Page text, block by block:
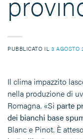
PUBBLICATO IL 3 AGOSTO
Il clima impazzito
nella produzione di
Romagna. «Si parte
dei bianchi base
Blanc e Pinot. È atteso